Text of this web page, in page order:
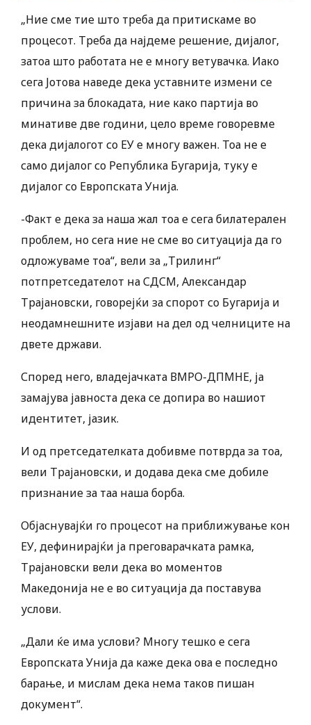
„Ние сме тие што треба да притискаме во
процесот. Треба да најдеме решение, дијалог,
затоа што работата не е многу ветувачка. Иако
сега Јотова наведе дека уставните измени се
причина за блокадата, ние како партија во
минативе две години, цело време говоревме
дека дијалогот со ЕУ е многу важен. Тоа не е
само дијалог со Република Бугарија, туку е
дијалог со Европската Унија.
-Факт е дека за наша жал тоа е сега билатерален
проблем, но сега ние не сме во ситуација да го
одложуваме тоа“, вели за „Трилинг“
потпретседателот на СДСМ, Александар
Трајановски, говорејќи за спорот со Бугарија и
неодамнешните изјави на дел од челниците на
двете држави.
Според него, владејачката ВМРО-ДПМНЕ, ја
замајува јавноста дека се допира во нашиот
идентитет, јазик.
И од претседателката добивме потврда за тоа,
вели Трајановски, и додава дека сме добиле
признание за таа наша борба.
Објаснувајќи го процесот на приближување кон
ЕУ, дефинирајќи ја преговарачката рамка,
Трајановски вели дека во моментов
Македонија не е во ситуација да поставува
услови.
„Дали ќе има услови? Многу тешко е сега
Европската Унија да каже дека ова е последно
барање, и мислам дека нема таков пишан
документ“.